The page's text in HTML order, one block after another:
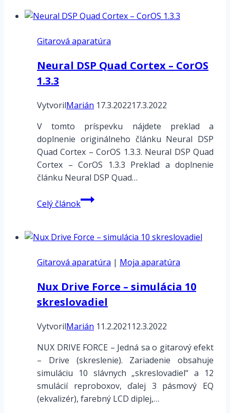
Preamp
manuál
Gitarová aparatúra
Neural DSP Quad Cortex – CorOS
1.3.3
VytvorilMarián 17.3.202217.3.2022
V tomto príspevku nájdete preklad a
doplnenie originálneho článku Neural DSP
Quad Cortex – CorOS 1.3.3. Neural DSP Quad
Cortex – CorOS 1.3.3 Preklad a doplnenie
článku Neural DSP Quad…
Celý článokNeural
DSP
Cortex
CorOS
Gitarová aparatúra | Moja aparatúra
Nux Drive Force – simulácia 10
skreslovadiel
VytvorilMarián 11.2.2021 12.3.2022
NUX DRIVE FORCE – Jedná sa o gitarový efekt
– Drive (skreslenie). Zariadenie obsahuje
simuláciu 10 slávnych „skreslovadiel“ a 12
smulácií reproboxov, ďalej 3 pásmový EQ
(ekvalizér), farebný LCD diplej,…